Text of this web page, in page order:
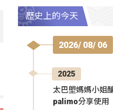
歷史上的今天
2026/ 08/ 06
2025
太巴塱媽媽小姐
palimo分享使用